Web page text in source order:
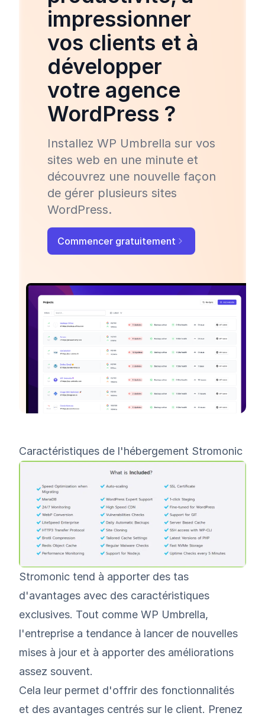
impressionner
vos clients et à
développer
votre agence
WordPress ?
Installez WP Umbrella sur vos
sites web en une minute et
découvrez une nouvelle façon
de gérer plusieurs sites
WordPress.
Commencer gratuitement
Caractéristiques de l'hébergement Stromonic
Stromonic tend à apporter des tas
d'avantages avec des caractéristiques
exclusives. Tout comme WP Umbrella,
l'entreprise a tendance à lancer de nouvelles
mises à jour et à apporter des améliorations
assez souvent.
Cela leur permet d'offrir des fonctionnalités
et des avantages centrés sur le client. Prenez